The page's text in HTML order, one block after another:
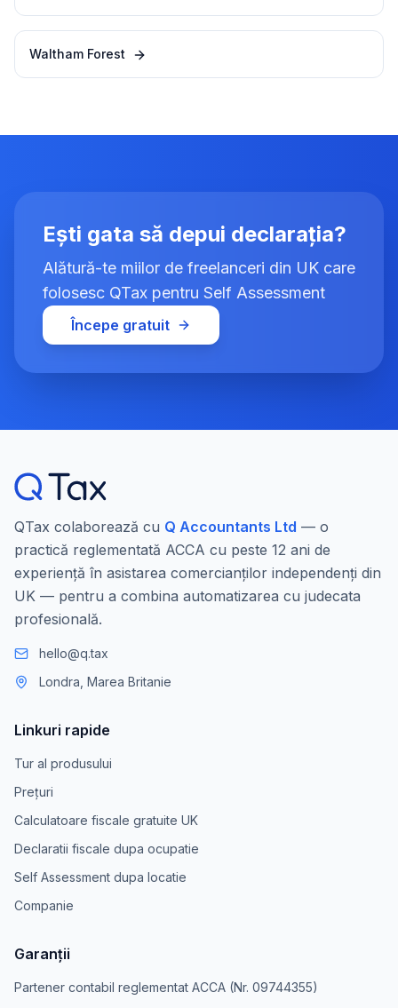
Waltham Forest
Ești gata să depui declarația?
Alătură-te miilor de freelanceri din UK care
folosesc QTax pentru Self Assessment
Începe gratuit
QTax colaborează cu Q Accountants Ltd — o
practică reglementată ACCA cu peste 12 ani de
experiență în asistarea comercianților independenți din
UK — pentru a combina automatizarea cu judecata
profesională.
hello@q.tax
Londra, Marea Britanie
Linkuri rapide
Tur al produsului
Prețuri
Calculatoare fiscale gratuite UK
Declaratii fiscale dupa ocupatie
Self Assessment dupa locatie
Companie
Garanții
Partener contabil reglementat ACCA (Nr. 09744355)